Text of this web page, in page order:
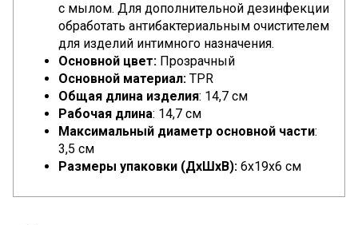
с мылом. Для дополнительной дезинфекции
обработать антибактериальным очистителем
для изделий интимного назначения.
Основной цвет: Прозрачный
Основной материал: TPR
Общая длина изделия: 14,7 см
Рабочая длина: 14,7 см
Максимальный диаметр основной части:
3,5 см
Размеры упаковки (ДхШхВ): 6x19x6 см